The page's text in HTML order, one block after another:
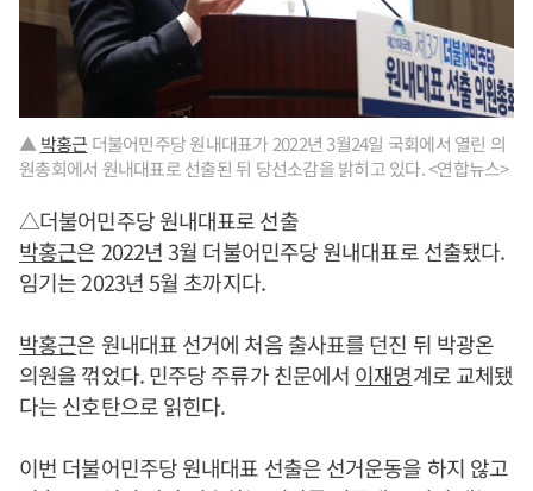
▲박홍근 더불어민주당 원내대표가 2022년 3월24일 국회에서 열린 의
원총회에서 원내대표로 선출된 뒤 당선소감을 밝히고 있다. <연합뉴스>
△더불어민주당 원내대표로 선출
박홍근은 2022년 3월 더불어민주당 원내대표로 선출됐다.
임기는 2023년 5월 초까지다.
박홍근은 원내대표 선거에 처음 출사표를 던진 뒤 박광온
의원을 꺾었다. 민주당 주류가 친문에서 이재명계로 교체됐
다는 신호탄으로 읽힌다.
이번 더불어민주당 원내대표 선출은 선거운동을 하지 않고